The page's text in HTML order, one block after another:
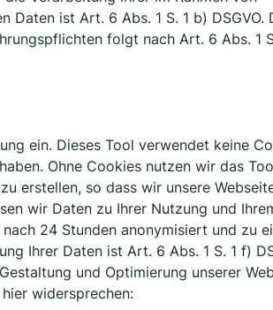
Daten ist Art. 6 Abs. 1 S. 1 b) DSGVO.
folgt nach Art. 6 Abs. 1
ein. Dieses Tool verwendet keine
Ohne Cookies nutzen wir das
erstellen, so dass wir unsere
wir Daten zu Ihrer Nutzung und
24 Stunden anonymisiert und zu
Ihrer Daten ist Art. 6 Abs. 1 S. 1 f)
und Optimierung unserer
widersprechen: